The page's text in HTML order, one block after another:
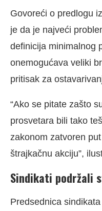
Govoreći o predlogu
je da je najveći
definicija minimalnog
onemogućava veliki
pritisak za
“Ako se pitate zašto
prosvetara bili tako
zakonom zatvoren
štrajkačnu akciju”,
Sindikati podržali
Predsednica